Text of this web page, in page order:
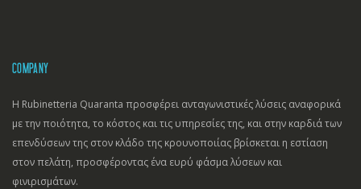
COMPANY
Η Rubinetteria Quaranta προσφέρει ανταγωνιστικές λύσεις αναφορικά
με την ποιότητα, το κόστος και τις υπηρεσίες της, και στην καρδιά των
επενδύσεων της στον κλάδο της κρουνοποιίας βρίσκεται η εστίαση
στον πελάτη, προσφέροντας ένα ευρύ φάσμα λύσεων και
φινιρισμάτων.